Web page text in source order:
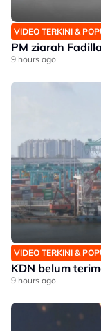
VIDEO TERKINI &
PM ziarah
9 hours ago
VIDEO TERKINI &
KDN belum
9 hours ago